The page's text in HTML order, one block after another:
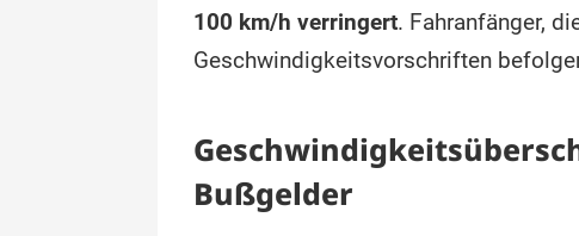
100 km/h verringert. Fahranfänger,
Geschwindigkeitsvorschriften
Bußgelder